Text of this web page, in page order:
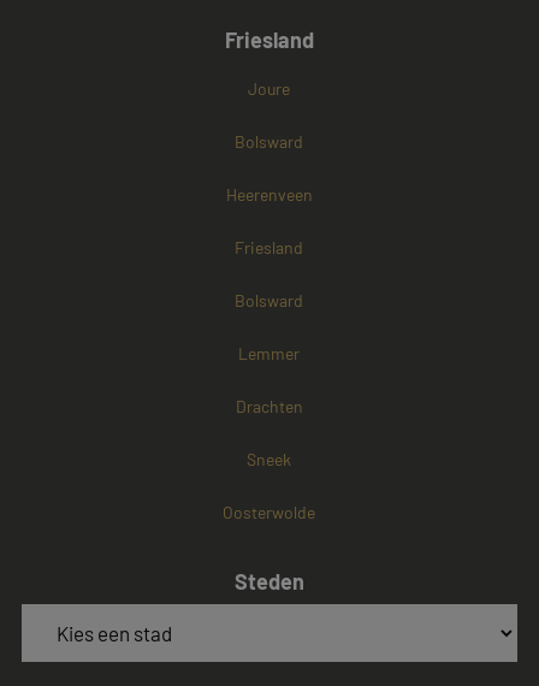
Friesland
Joure
Bolsward
Heerenveen
Friesland
Bolsward
Lemmer
Drachten
Sneek
Oosterwolde
Steden